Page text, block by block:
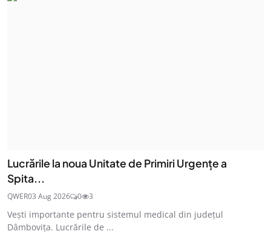
Lucrările la noua Unitate de Primiri Urgențe a
Spita...
QWER03 Aug 2026 0 3
Vești importante pentru sistemul medical din județul
Dâmbovița. Lucrările de ...